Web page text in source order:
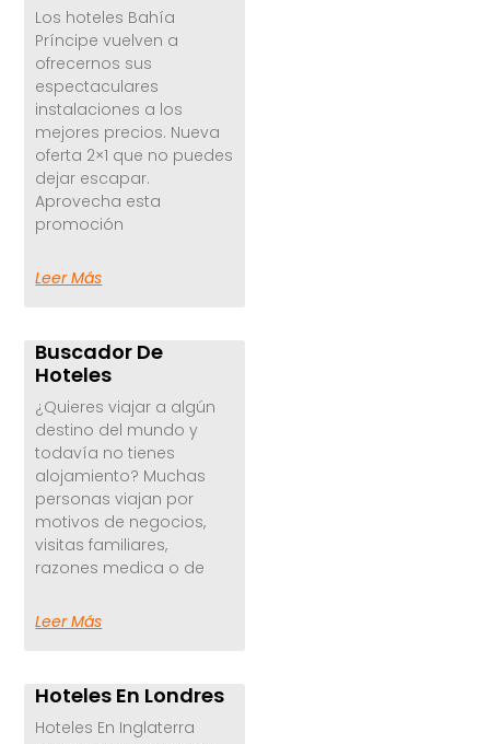
Los hoteles Bahía
Príncipe vuelven a
ofrecernos sus
espectaculares
instalaciones a los
mejores precios. Nueva
oferta 2×1 que no puedes
dejar escapar.
Aprovecha esta
promoción
Leer Más
Buscador De
Hoteles
¿Quieres viajar a algún
destino del mundo y
todavía no tienes
alojamiento? Muchas
personas viajan por
motivos de negocios,
visitas familiares,
razones medica o de
Leer Más
Hoteles En Londres
Hoteles En Inglaterra